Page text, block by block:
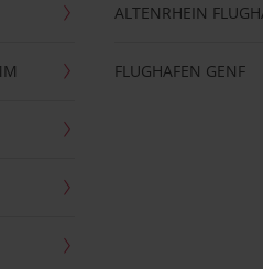
ALTENRHEIN
FLUGHAFEN GENF